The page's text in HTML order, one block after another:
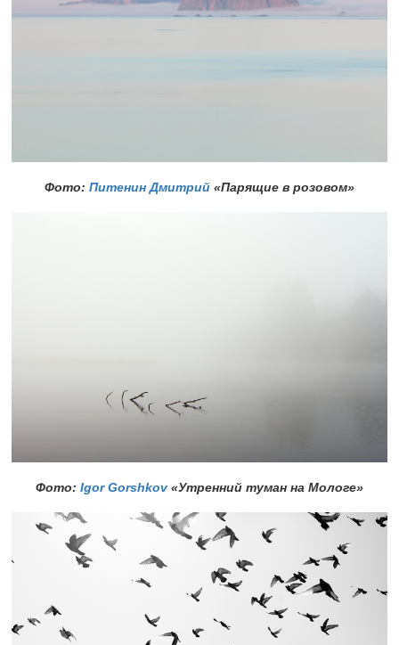
Фото: Питенин Дмитрий «Парящие в розовом»
Фото: Igor Gorshkov«Утренний туман на Мологе»